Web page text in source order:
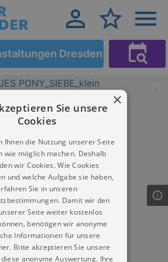
Dresden
& RAUNEN (DD)
×
Sie unsere
Cookies
Ihnen die Nutzung unserer Seite
wie möglich machen. Deshalb
wir Cookies. Wie Cookies
und welche Aufgabe sie haben,
Sie in unseren
Damit wir den
Seite weiter kostenlos
benötigen wir anonyme
Informationen für unsere
Bitte akzeptieren Sie unsere
anonyme Auswertung. Ihre